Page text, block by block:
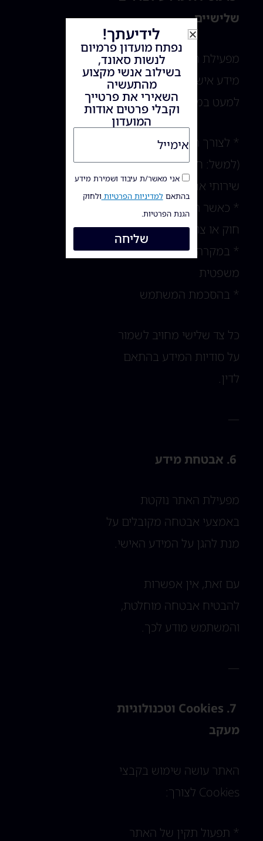
שלישיים
מפעילת האתר לא תעביר
מידע אישי לצדדים שלישיים,
למעט במקרים הבאים:
* לצורך תפעול האתר
(למשל: חברות סליקה,
שירותי אחסון, מערכות דיוור)
* כאשר הדבר נדרש על פי
חוק או צו שיפוטי
* במקרה של מחלוקת
משפטית
* בהסכמת המשתמש
כל צד שלישי מחויב לשמור
על סודיות המידע בהתאם
לדין.
—
מפעילת האתר נוקטת
באמצעי אבטחה מקובלים על
מנת להגן על המידע האישי.
עם זאת, אין אפשרות
להבטיח אבטחה מוחלטת,
והמשתמש מודע לכך.
—
7. Cookies וטכנולוגיות
מעקב
האתר עושה שימוש בקבצי
Cookies לצורך:
* תפעול תקין של האתר
לידיעתך!
נפתח מועדון פרמיום
לנשות סאונד,
בשילוב אנשי מקצוע
מהתעשיה
השאירי את פרטייך
וקבלי פרטים אודות
המועדון
אני מאשר/ת עיבוד ושמירת מידע
בהתאםלמדיניות הפרטיות ולחוק
הגנת הפרטיות.
שליחה